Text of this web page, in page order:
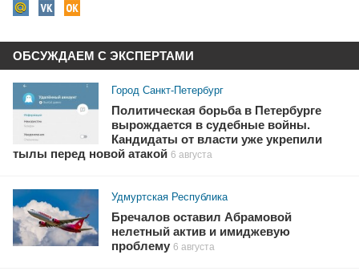
ОБСУЖДАЕМ С ЭКСПЕРТАМИ
Город Санкт-Петербург
Политическая борьба в Петербурге
вырождается в судебные войны.
Кандидаты от власти уже укрепили
тылы перед новой атакой 6 августа
Удмуртская Республика
Бречалов оставил Абрамовой
нелетный актив и имиджевую
проблему 6 августа